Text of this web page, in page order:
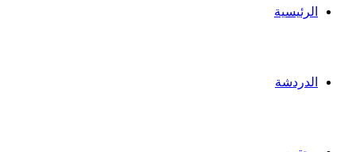
الرئيسية
الدردشة